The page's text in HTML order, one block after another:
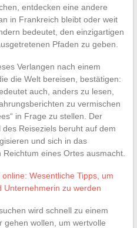
entdecken eine andere
in Frankreich bleibt oder weit
bedeutet, den einzigartigen
Pfaden zu geben.
Verlangen nach einem
die Welt bereisen, bestätigen:
auch, anders zu lesen,
zu vermischen
in Frage zu stellen. Der
des Reiseziels beruht auf dem
und sich in das
eines Ortes ausmacht.
online: Wesentliche Tipps, um
Unternehmerin zu werden
wird schnell zu einem
gehen wollen, um wertvolle